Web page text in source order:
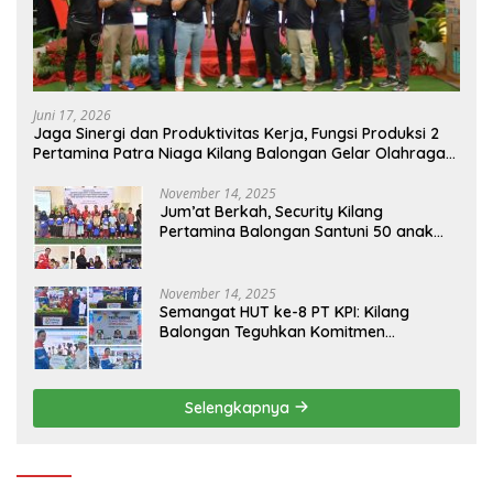
Juni 17, 2026
Jaga Sinergi dan Produktivitas Kerja, Fungsi Produksi 2
Pertamina Patra Niaga Kilang Balongan Gelar Olahraga
November 14, 2025
Jum’at Berkah, Security Kilang
Pertamina Balongan Santuni 50 anak
November 14, 2025
Semangat HUT ke-8 PT KPI: Kilang
Balongan Teguhkan Komitmen
Pendidikan
Selengkapnya